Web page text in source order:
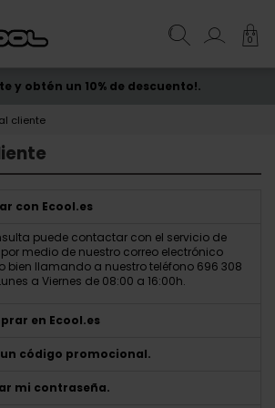
0
GRATIS desde 50€
y obtén un 10% de descuento!.
cliente
con Ecool.es
puede contactar con el servicio de
medio de nuestro correo electrónico
bien llamando a nuestro teléfono 696 308
a Viernes de 08:00 a 16:00h.
en Ecool.es
código promocional.
mi contraseña.